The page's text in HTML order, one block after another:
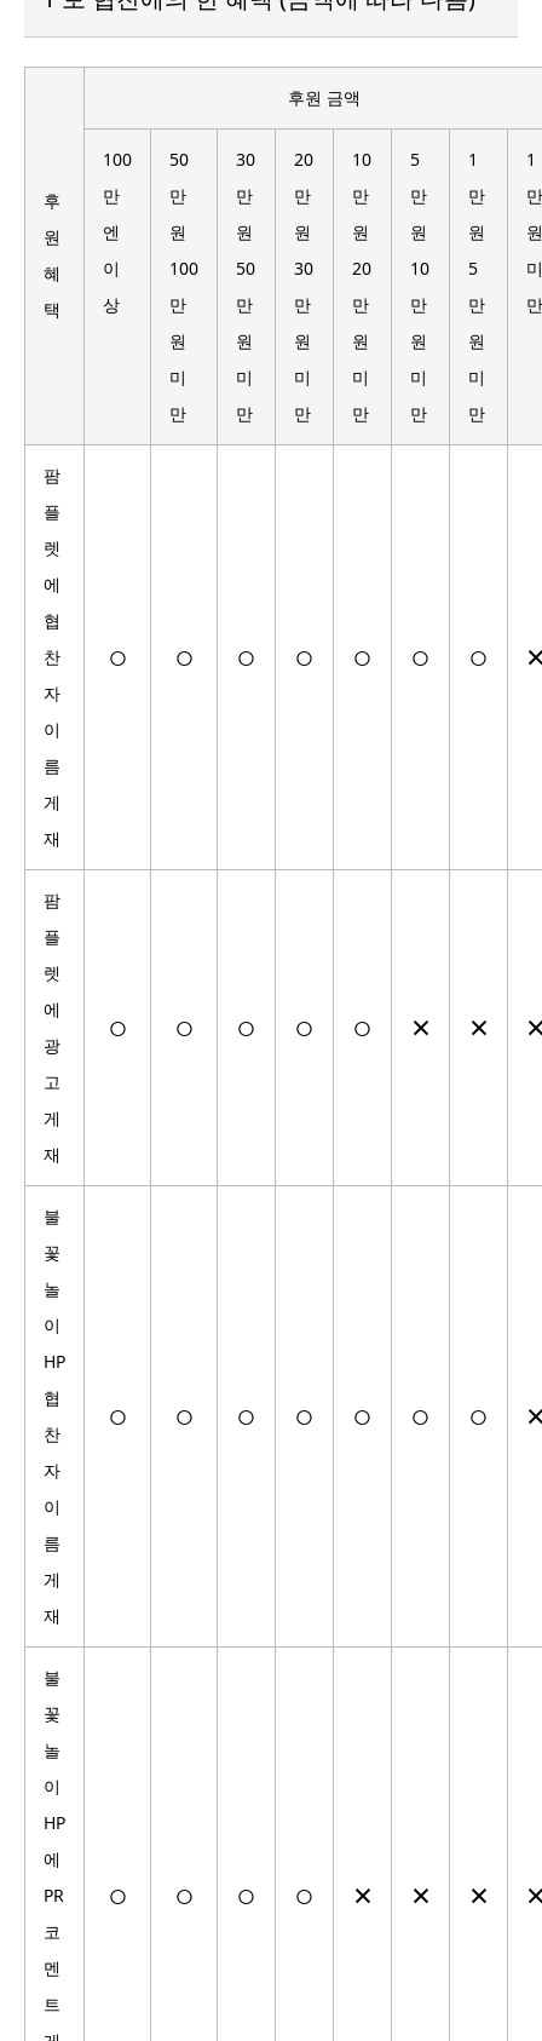
후
원
혜
택
후원 금액
100
만
엔
이
상
50
만
원
100
만
원
미
만
30
만
원
50
만
원
미
만
20
만
원
30
만
원
미
만
10
만
원
20
만
원
미
만
5
만
원
10
만
원
미
만
1
만
원
5
만
원
미
만
1
만
원
미
만
팜
플
렛
에
협
찬
자
이
름
게
재
○ ○ ○ ○ ○ ○ ○
팜
플
렛
에
광
고
게
재
○ ○ ○ ○ ○ × ×
불
꽃
놀
이
HP
협
찬
자
이
름
게
재
○ ○ ○ ○ ○ ○ ○
불
꽃
놀
이
HP
에
PR
코
멘
트
○ ○ ○ ○ × × ×